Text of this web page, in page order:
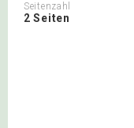
Seitenzahl
2 Seiten